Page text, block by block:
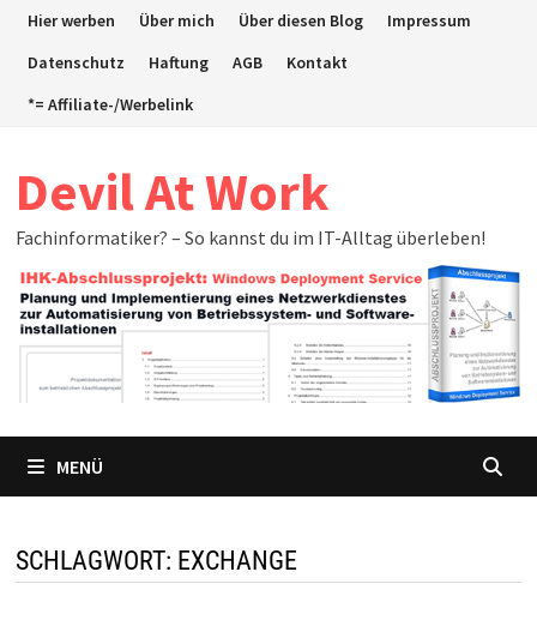
ZumHier werben Über mich Über diesen Blog
Impressum
Datenschutz
Haftung AGB
Kontakt
*= Affiliate-/Werbelink
Devil At Work
Fachinformatiker? – So kannst du im IT-Alltag überleben!
MENÜ
SCHLAGWORT: EXCHANGE